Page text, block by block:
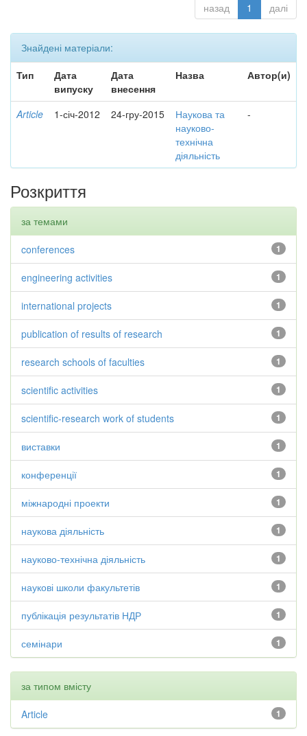
назад 1 далі
Знайдені матеріали:
Тип
Дата
випуску
Дата
внесення
Назва Автор(и)
Article 1-січ-2012 24-гру-2015
Наукова та
науково-
технічна
діяльність
-
Розкриття
за темами
1
conferences
1
engineering activities
1
international projects
1
publication of results of research
1
research schools of faculties
1
scientific activities
1
scientific-research work of students
1
виставки
1
конференції
1
міжнародні проекти
1
наукова діяльність
1
науково-технічна діяльність
1
наукові школи факультетів
1
публікація результатів НДР
1
семінари
за типом вмісту
1
Article